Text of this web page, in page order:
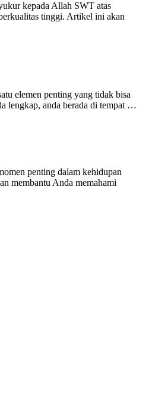
kepada Allah SWT atas
tinggi. Artikel ini akan
elemen penting yang tidak bisa
lengkap, anda berada di tempat …
penting dalam kehidupan
membantu Anda memahami